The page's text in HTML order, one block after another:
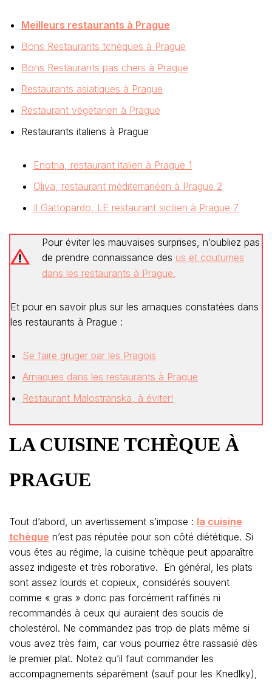
Meilleurs restaurants à Prague
Bons Restaurants tchèques à Prague
Bons Restaurants pas chers à Prague
Restaurants asiatiques à Prague
Restaurant végétarien à Prague
Restaurants italiens à Prague
Enotria, restaurant italien à Prague 1
Oliva, restaurant méditerranéen à Prague 2
Il Gattopardo, LE restaurant sicilien à Prague 7
Pour éviter les mauvaises surprises, n’oubliez pas
de prendre connaissance des us et coutumes
dans les restaurants à Prague.
Et pour en savoir plus sur les arnaques constatées dans
les restaurants à Prague :
Se faire gruger par les Pragois
Arnaques dans les restaurants à Prague
Restaurant Malostranska, à éviter!
LA CUISINE TCHÈQUE À
PRAGUE
Tout d’abord, un avertissement s’impose : la cuisine
tchèque n’est pas réputée pour son côté diététique. Si
vous êtes au régime, la cuisine tchèque peut apparaître
assez indigeste et très roborative. En général, les plats
sont assez lourds et copieux, considérés souvent
comme « gras » donc pas forcément raffinés ni
recommandés à ceux qui auraient des soucis de
cholestérol. Ne commandez pas trop de plats même si
vous avez très faim, car vous pourriez être rassasié dès
le premier plat. Notez qu’il faut commander les
accompagnements séparément (sauf pour les Knedlky),